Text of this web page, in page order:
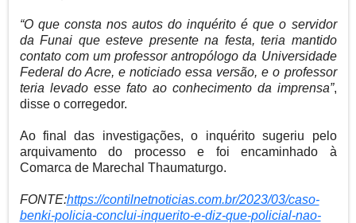
“O que consta nos autos do inquérito é que o servidor
da Funai que esteve presente na festa, teria mantido
contato com um professor antropólogo da Universidade
Federal do Acre, e noticiado essa versão, e o professor
teria levado esse fato ao conhecimento da imprensa”,
disse o corregedor.
Ao final das investigações, o inquérito sugeriu pelo
arquivamento do processo e foi encaminhado à
Comarca de Marechal Thaumaturgo.
FONTE:https://contilnetnoticias.com.br/2023/03/caso-
benki-policia-conclui-inquerito-e-diz-que-policial-nao-